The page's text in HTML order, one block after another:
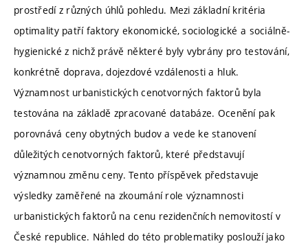
prostředí z různých úhlů pohledu. Mezi základní kritéria
optimality patří faktory ekonomické, sociologické a sociálně-
hygienické z nichž právě některé byly vybrány pro testování,
konkrétně doprava, dojezdové vzdálenosti a hluk.
Významnost urbanistických cenotvorných faktorů byla
testována na základě zpracované databáze. Ocenění pak
porovnává ceny obytných budov a vede ke stanovení
důležitých cenotvorných faktorů, které představují
významnou změnu ceny. Tento příspěvek představuje
výsledky zaměřené na zkoumání role významnosti
urbanistických faktorů na cenu rezidenčních nemovitostí v
České republice. Náhled do této problematiky poslouží jako